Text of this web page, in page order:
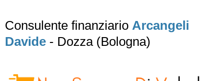
Consulente finanziario Arcangeli
Davide - Dozza (Bologna)